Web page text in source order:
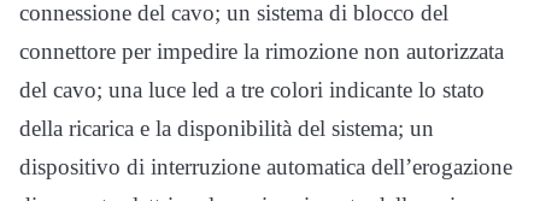
connessione del cavo; un sistema di blocco del
connettore per impedire la rimozione non autorizzata
del cavo; una luce led a tre colori indicante lo stato
della ricarica e la disponibilità del sistema; un
dispositivo di interruzione automatica dell’erogazione